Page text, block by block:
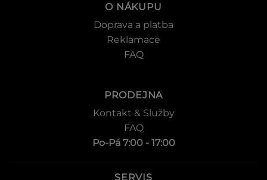
O NÁKUPU
Doprava a platba
Reklamace
FAQ
PRODEJNA
Kontakt & Služby
FAQ
Po-Pá 7:00 - 17:00
SERVIS